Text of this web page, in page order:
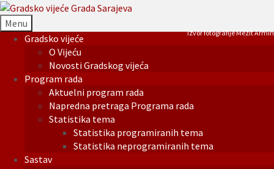
Menu
Gradsko vijeće
O Vijeću
Novosti Gradskog vijeća
Program rada
Aktuelni program rada
Napredna pretraga Programa rada
Statistika tema
Statistika programiranih tema
Statistika neprogramiranih tema
Sastav
Izvor fotografije Mezit Armin